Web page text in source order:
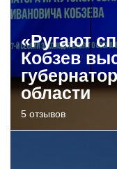
«Ругают
Кобзев
области
5 отзывов